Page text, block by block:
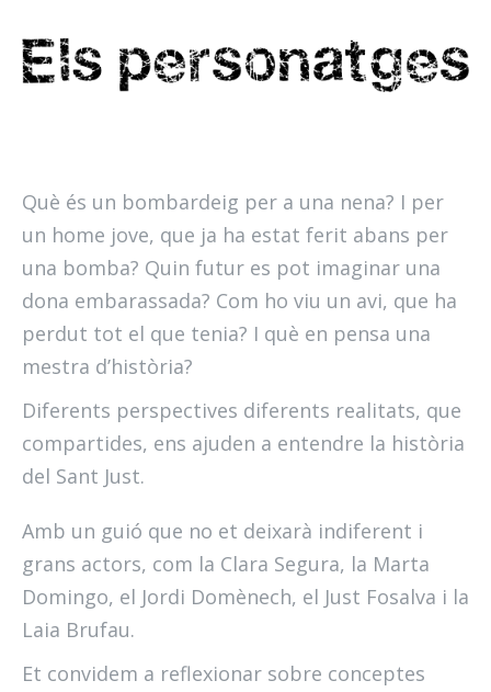
Què és un bombardeig per a una nena? I per
un home jove, que ja ha estat ferit abans per
una bomba? Quin futur es pot imaginar una
dona embarassada? Com ho viu un avi, que ha
perdut tot el que tenia? I què en pensa una
mestra d’història?
Diferents perspectives diferents realitats, que
compartides, ens ajuden a entendre la història
del Sant Just.
Amb un guió que no et deixarà indiferent i
grans actors, com la Clara Segura, la Marta
Domingo, el Jordi Domènech, el Just Fosalva i la
Laia Brufau.
Et convidem a reflexionar sobre conceptes